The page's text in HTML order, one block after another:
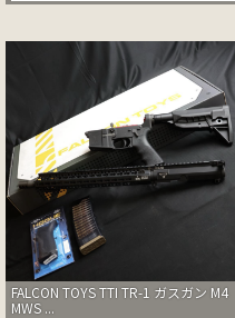
FALCON TOYS TTI TR-1 ガスガン M4
MWS ...